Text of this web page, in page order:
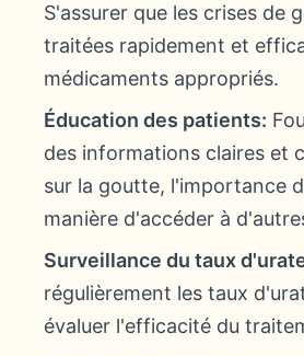
S'assurer que les crises de
traitées rapidement et
médicaments appropriés.
Éducation des patients:
des informations claires et
sur la goutte, l'importance
manière d'accéder à
Surveillance du taux
régulièrement les taux
évaluer l'efficacité du